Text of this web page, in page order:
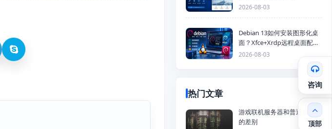
generic_ping
2026-08-03
Debian 13如何安装图形化桌
面？Xfce+Xrdp远程桌面配置
教程
2026-08-03
热门文章
游戏联机服务器和普通服务器
的差别
咨询
顶部